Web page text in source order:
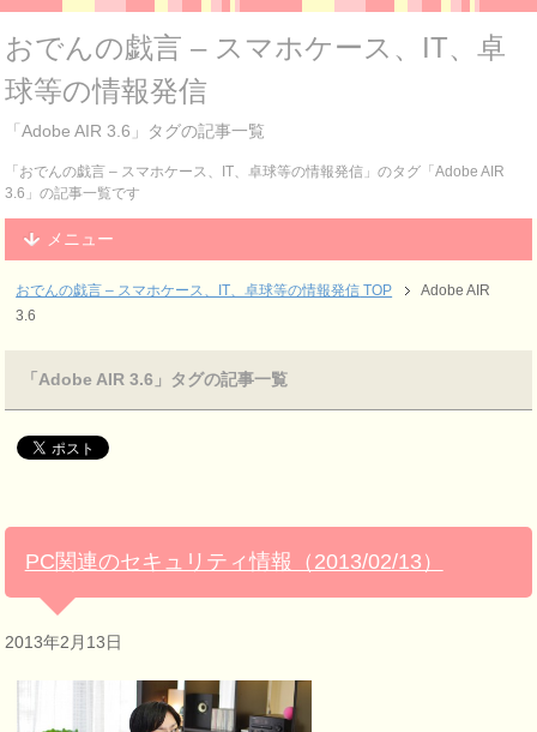
おでんの戯言 – スマホケース、IT、卓
球等の情報発信
「Adobe AIR 3.6」タグの記事一覧
「おでんの戯言 – スマホケース、IT、卓球等の情報発信」のタグ「Adobe AIR
3.6」の記事一覧です
メニュー
おでんの戯言 – スマホケース、IT、卓球等の情報発信 TOP
Adobe AIR
3.6
「Adobe AIR 3.6」タグの記事一覧
PC関連のセキュリティ情報（2013/02/13）
2013年2月13日